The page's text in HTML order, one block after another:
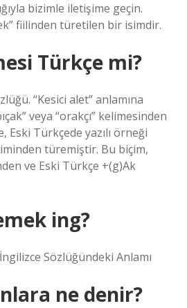
bizimle iletişime geçin.
fiilinden türetilen bir isimdir.
Türkçe mi?
“Kesici alet” anlamına
veya “orakçı” kelimesinden
Türkçede yazılı örneği
türemiştir. Bu biçim,
ve Eski Türkçe +(g)Ak
ing?
Sözlüğündeki Anlamı
ne denir?